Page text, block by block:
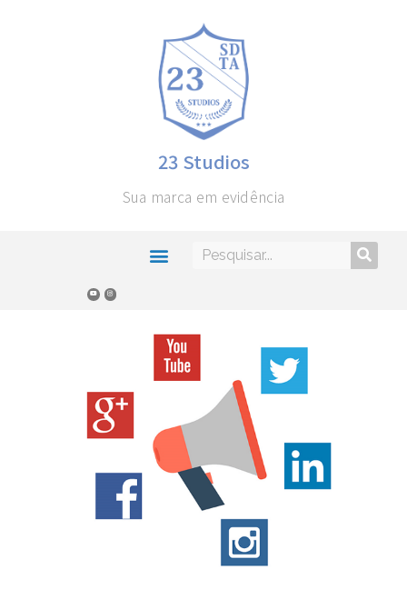
23 Studios
Sua marca em evidência